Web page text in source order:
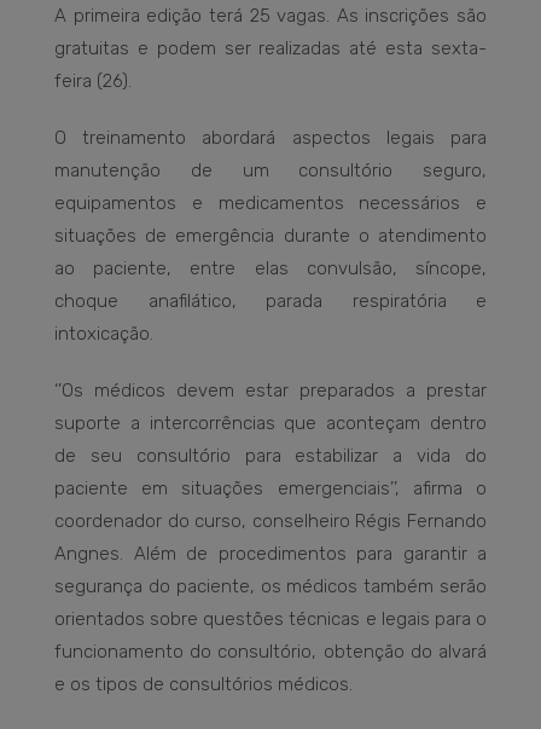
A primeira edição terá 25 vagas. As inscrições são
gratuitas e podem ser realizadas até esta sexta-
feira (26).
O treinamento abordará aspectos legais para
manutenção de um consultório seguro,
equipamentos e medicamentos necessários e
situações de emergência durante o atendimento
ao paciente, entre elas convulsão, síncope,
choque anafilático, parada respiratória e
intoxicação.
‘’Os médicos devem estar preparados a prestar
suporte a intercorrências que aconteçam dentro
de seu consultório para estabilizar a vida do
paciente em situações emergenciais’’, afirma o
coordenador do curso, conselheiro Régis Fernando
Angnes. Além de procedimentos para garantir a
segurança do paciente, os médicos também serão
orientados sobre questões técnicas e legais para o
funcionamento do consultório, obtenção do alvará
e os tipos de consultórios médicos.